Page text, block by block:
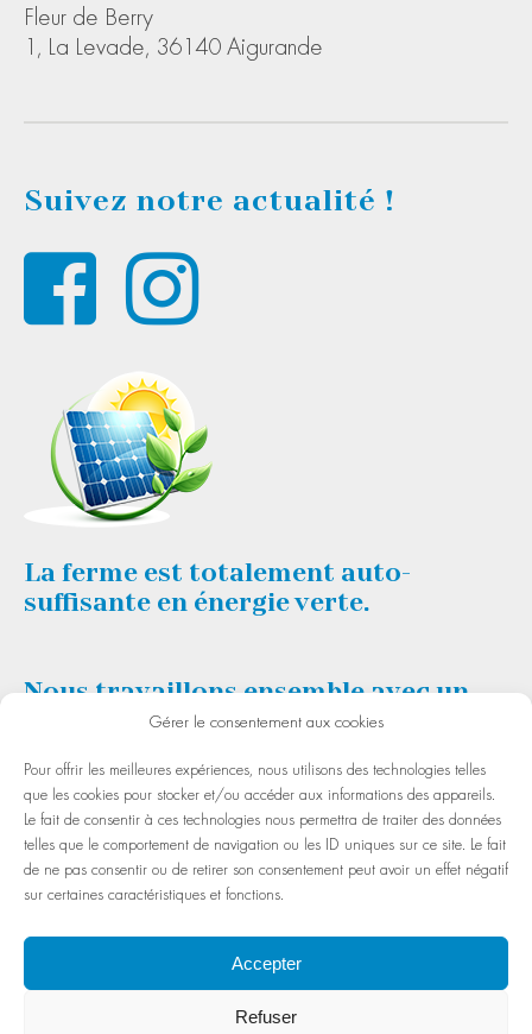
Gérer le consentement aux cookies
Pour offrir les meilleures expériences, nous utilisons des technologies telles
que les cookies pour stocker et/ou accéder aux informations des appareils.
Le fait de consentir à ces technologies nous permettra de traiter des données
telles que le comportement de navigation ou les ID uniques sur ce site. Le fait
de ne pas consentir ou de retirer son consentement peut avoir un effet négatif
sur certaines caractéristiques et fonctions.
Accepter
Refuser
Fleur de Berry
1, La Levade, 36140 Aigurande
Suivez notre actualité !
La ferme est totalement auto-
suffisante en énergie verte.
Nous travaillons ensemble avec un
atelier pour des gens handicapés.